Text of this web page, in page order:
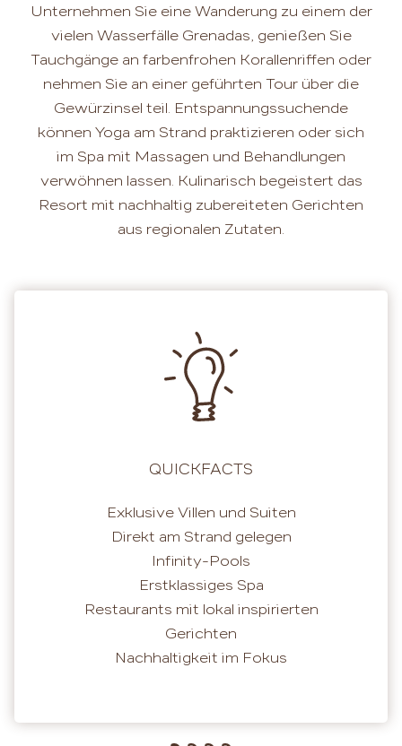
Unternehmen Sie eine Wanderung zu einem der
vielen Wasserfälle Grenadas, genießen Sie
Tauchgänge an farbenfrohen Korallenriffen oder
nehmen Sie an einer geführten Tour über die
Gewürzinsel teil. Entspannungssuchende
können Yoga am Strand praktizieren oder sich
im Spa mit Massagen und Behandlungen
verwöhnen lassen. Kulinarisch begeistert das
Resort mit nachhaltig zubereiteten Gerichten
aus regionalen Zutaten.
QUICKFACTS
Exklusive Villen und Suiten
Direkt am Strand gelegen
Infinity-Pools
Erstklassiges Spa
Restaurants mit lokal inspirierten
Gerichten
Nachhaltigkeit im Fokus